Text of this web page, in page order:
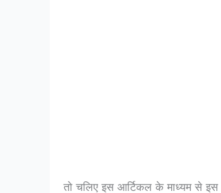
तो चलिए इस आर्टिकल के माध्यम से इस